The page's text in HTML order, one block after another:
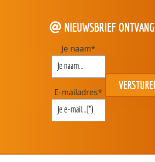
NIEUWSBRIEF
Je naam*
E-mailadres*